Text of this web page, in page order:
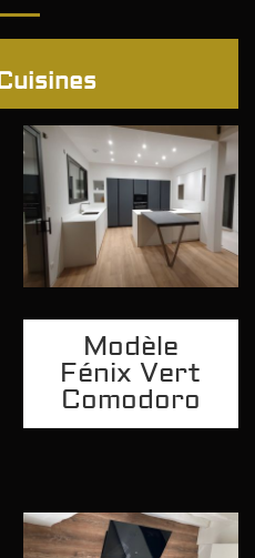
Modèle
Fénix Vert
Comodoro